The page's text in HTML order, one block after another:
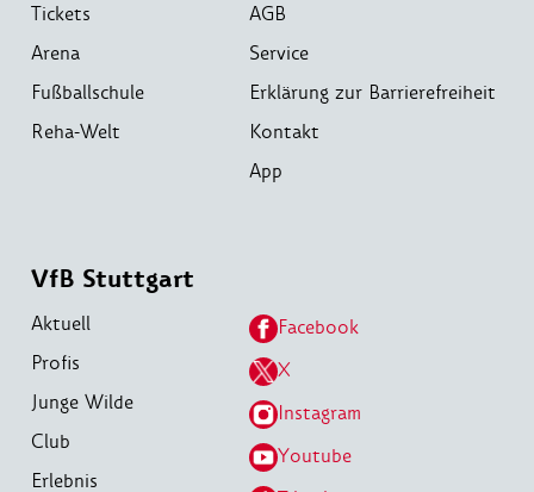
Tickets
Arena
Fußballschule
Reha-Welt
AGB
Service
Erklärung zur Barrierefreiheit
Kontakt
App
VfB Stuttgart
Aktuell
Profis
Junge Wilde
Club
Erlebnis
Facebook
X
Instagram
Youtube